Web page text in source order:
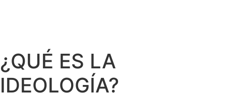
¿QUÉ ES LA
IDEOLOGÍA?